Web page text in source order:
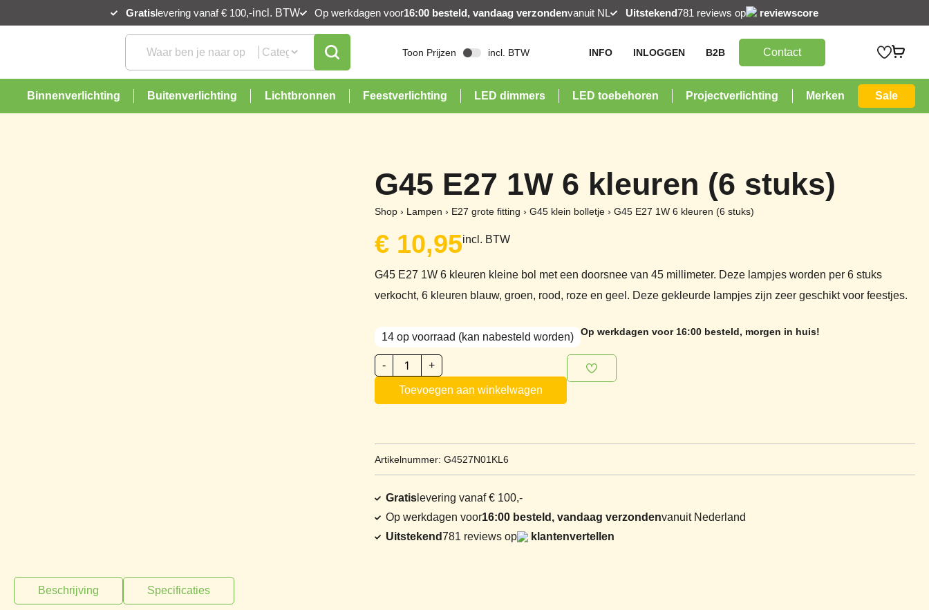
Gratislevering vanaf € 100,-incl. BTW Op werkdagen voor16:00 besteld, vandaag verzondenvanuit NL Uitstekend781 reviews op reviewscore
Toon Prijzen incl. BTW INFO INLOGGEN B2B Contact
Binnenverlichting Buitenverlichting Lichtbronnen Feestverlichting LED dimmers LED toebehoren Projectverlichting Merken Sale
G45 E27 1W 6 kleuren (6 stuks)
Shop› Lampen › E27 grote fitting › G45 klein bolletje› G45 E27 1W 6 kleuren (6 stuks)
€10,95incl. BTW
G45 E27 1W 6 kleuren kleine bol met een doorsnee van 45 millimeter. Deze lampjes worden per 6 stuks
verkocht, 6 kleuren blauw, groen, rood, roze en geel. Deze gekleurde lampjes zijn zeer geschikt voor feestjes.
14 op voorraad (kan nabesteld worden) Op werkdagen voor 16:00 besteld, morgen in huis!
- +
Toevoegen aan winkelwagen
Artikelnummer: G4527N01KL6
Gratislevering vanaf € 100,-
Op werkdagen voor16:00 besteld, vandaag verzondenvanuit Nederland
Uitstekend781 reviews op klantenvertellen
Beschrijving Specificaties